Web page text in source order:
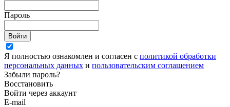
Пароль
Войти
Я полностью ознакомлен и согласен с политикой обработки
персональных данных и пользовательским соглашением
Забыли пароль?
Восстановить
Войти через аккаунт
E-mail